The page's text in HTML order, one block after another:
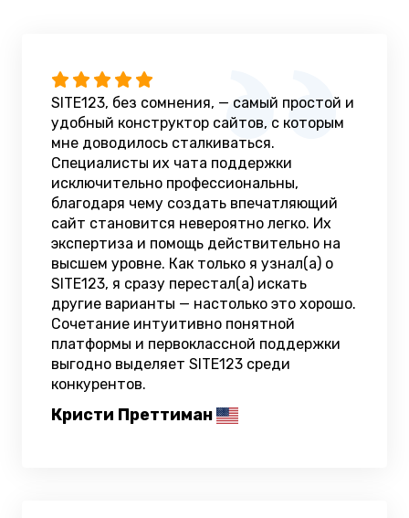
SITE123, без сомнения, — самый простой и
удобный конструктор сайтов, с которым
мне доводилось сталкиваться.
Специалисты их чата поддержки
исключительно профессиональны,
благодаря чему создать впечатляющий
сайт становится невероятно легко. Их
экспертиза и помощь действительно на
высшем уровне. Как только я узнал(а) о
SITE123, я сразу перестал(а) искать
другие варианты — настолько это хорошо.
Сочетание интуитивно понятной
платформы и первоклассной поддержки
выгодно выделяет SITE123 среди
конкурентов.
Кристи Преттиман